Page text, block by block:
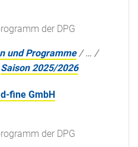
der DPG
und Programme /… /
Saison 2025/2026
fine GmbH
der DPG